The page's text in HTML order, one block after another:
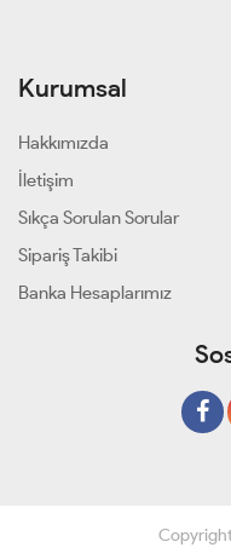
Kurumsal
Hakkımızda
İletişim
Sıkça Sorulan Sorular
Sipariş Takibi
Banka Hesaplarımız